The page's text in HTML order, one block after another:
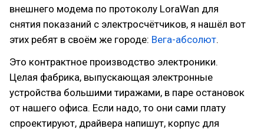
внешнего модема по протоколу LoraWan для
снятия показаний с электросчётчиков, я нашёл вот
этих ребят в своём же городе: Вега-абсолют.
Это контрактное производство электроники.
Целая фабрика, выпускающая электронные
устройства большими тиражами, в паре остановок
от нашего офиса. Если надо, то они сами плату
спроектируют, драйвера напишут, корпус для